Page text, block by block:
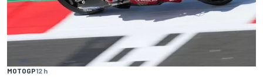
MOTOGP12 h